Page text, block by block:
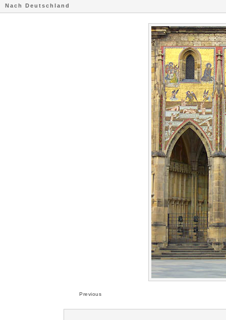
Nach Deutschland
Previous